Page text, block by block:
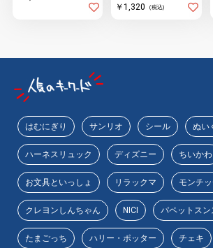
￥1,320
(税込)
はむにぎり サンリオ シール ぬい
ハーネスリュック ディズニー ちいかわ
お文具といっしょ リラックマ モンチ
クレヨンしんちゃん NICI パペットスン
たまごっち ハリー・ポッター チェキ